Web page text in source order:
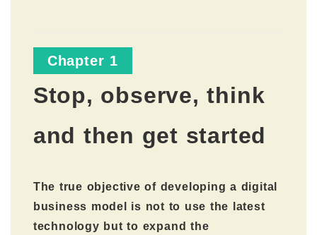
Chapter 1
Stop, observe, think
and then get started
The true objective of developing a digital
business model is not to use the latest
technology but to expand the